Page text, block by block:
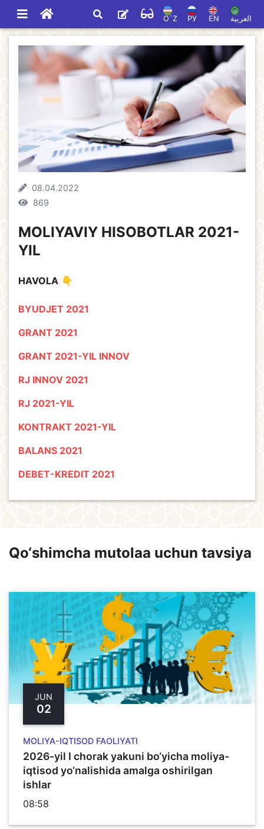
O`Z РУ EN العربية
08.04.2022
869
MOLIYAVIY HISOBOTLAR 2021-
YIL
HAVOLA 👇
BYUDJET 2021
GRANT 2021
GRANT 2021-YIL INNOV
RJ INNOV 2021
RJ 2021-YIL
KONTRAKT 2021-YIL
BALANS 2021
DEBET-KREDIT 2021
Qo‘shimcha mutolaa uchun tavsiya
JUN
02
MOLIYA-IQTISOD FAOLIYATI
2026-yil I chorak yakuni bo‘yicha moliya-
iqtisod yo‘nalishida amalga oshirilgan
ishlar
08:58